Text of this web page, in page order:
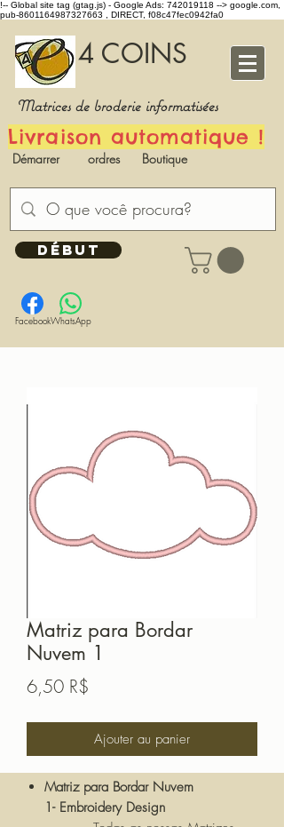
!-- Global site tag (gtag.js) - Google Ads: 742019118 --> google.com,
pub-8601164987327663 , DIRECT, f08c47fec0942fa0
4 COINS
Matrices de broderie informatisées
Livraison automatique !
Démarrer ordres Boutique
DÉBUT
FacebookWhatsApp
Matriz para Bordar
Nuvem 1
6,50 R$
Ajouter au panier
Matriz para Bordar Nuvem
1- Embroidery Design